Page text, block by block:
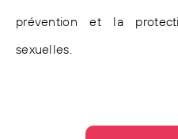
prévention et la
sexuelles.